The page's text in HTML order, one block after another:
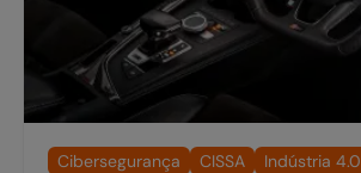
Cibersegurança CISSA Indústria 4.0